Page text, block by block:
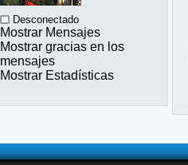
Desconectado
Mostrar Mensajes
Mostrar gracias en los
mensajes
Mostrar Estadísticas